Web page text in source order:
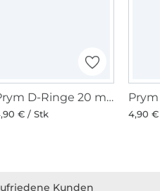
Prym D-Ringe 20 mm silber
€ / Stk 4,90
Kunden